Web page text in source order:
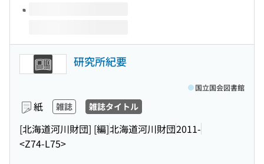
研究所紀要
紙 雑誌 雑誌タイトル
[北海道河川財団] [編]北海道河川財団2011-
<Z74-L75>
国立国会図書館